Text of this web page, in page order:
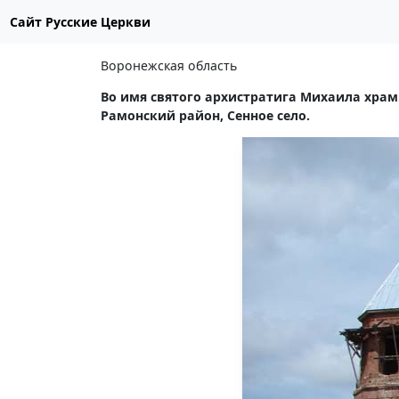
Сайт Русские Церкви
Воронежская область
Во имя святого архистратига Михаила
Рамонский район, Сенное село.